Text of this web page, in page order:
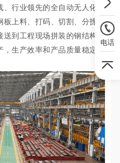
、行业领先的全自动无人化建
板上料、打码、切割、分拣和
送到工程现场拼装的钢结构成
，生产效率和产品质量稳定性
电话